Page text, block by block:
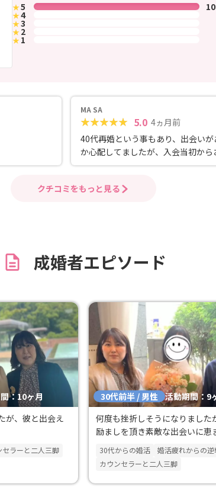
★5
★4
★3
★2
★1
MA SA
5.0 4ヵ月前
40代再婚という事もあり、出会いが
か心配してましたが、入会当初から
合いが多数組めてビックリしました。
当者の方が親身になって相談に乗っ
した。
クチコミをもっと見る
成婚者エピソード
：10ヶ月
が、彼と出会え
セラーと二人三脚
30代前半 / 男性
活動期間：9
何度も挫折しそうになりました
励ましを頂き素敵な出会いに恵
た。
30代からの婚活
婚活疲れからの逆
カウンセラーと二人三脚